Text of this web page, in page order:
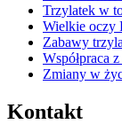
Trzylatek w
Wielkie oczy
Zabawy
Współpraca
Zmiany w
Kontakt